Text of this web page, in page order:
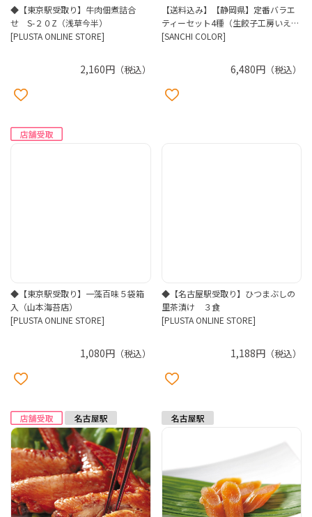
◆【東京駅受取り】牛肉佃煮詰合
せ S-２０Z（浅草今半）
[PLUSTA ONLINE STORE]
2,160円（税込）
【送料込み】【静岡県】定番バラエ
ティーセット4種（生餃子工房いえ…
[SANCHI COLOR]
6,480円 （税込）
◆【東京駅受取り】一藻百味５袋箱
入（山本海苔店）
[PLUSTA ONLINE STORE]
1,080円（税込）
◆【名古屋駅受取り】ひつまぶしの
里茶漬け ３食
[PLUSTA ONLINE STORE]
1,188円 （税込）